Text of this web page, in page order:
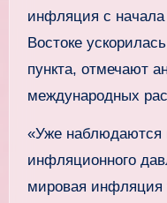
инфляция с
Востоке
пункта, отмечают
международных
«Уже наблюдаются
инфляционного
мировая инфляция